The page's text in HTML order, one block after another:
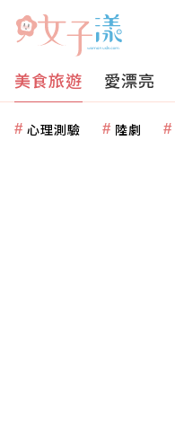
美食旅遊 愛漂亮
心理測驗 陸劇